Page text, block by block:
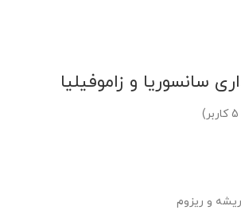
سانسوریا و زاموفیلیا
5کاربر)
و ریزوم